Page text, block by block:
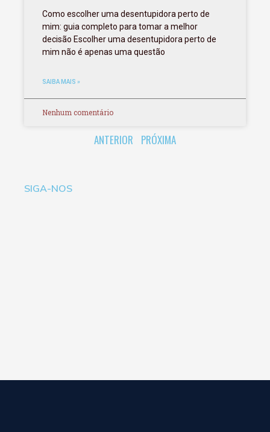
Como escolher uma desentupidora perto de
mim: guia completo para tomar a melhor
decisão Escolher uma desentupidora perto de
mim não é apenas uma questão
SAIBA MAIS »
Nenhum comentário
ANTERIOR PRÓXIMA
SIGA-NOS